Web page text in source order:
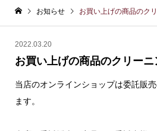
お知らせ お買い上げの商品のク
2022.03.20
お買い上げの商品のクリー
当店のオンラインショップは委託販
ます。